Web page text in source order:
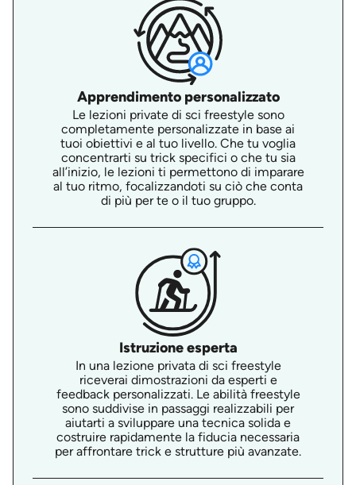
Apprendimento personalizzato
Le lezioni private di sci freestyle sono
completamente personalizzate in base ai
tuoi obiettivi e al tuo livello. Che tu voglia
concentrarti su trick specifici o che tu sia
all’inizio, le lezioni ti permettono di imparare
al tuo ritmo, focalizzandoti su ciò che conta
di più per te o il tuo gruppo.
Istruzione esperta
In una lezione privata di sci freestyle
riceverai dimostrazioni da esperti e
feedback personalizzati. Le abilità freestyle
sono suddivise in passaggi realizzabili per
aiutarti a sviluppare una tecnica solida e
costruire rapidamente la fiducia necessaria
per affrontare trick e strutture più avanzate.